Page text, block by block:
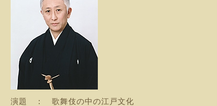
演題 ： 歌舞伎の中の江戸文化